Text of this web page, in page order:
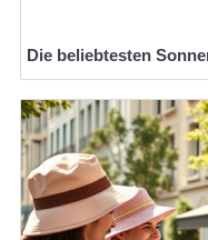
Die beliebtesten